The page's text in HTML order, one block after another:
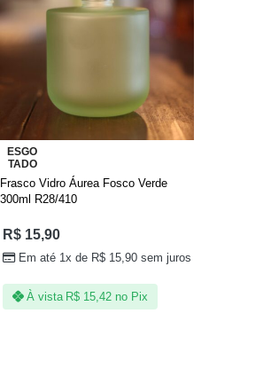
ESGO
TADO
Frasco Vidro Áurea Fosco Verde
300ml R28/410
R$15,90
Em até 1x de R$ 15,90 sem juros
À vista R$ 15,42 no Pix